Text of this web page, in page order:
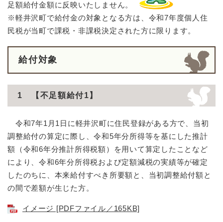
足額給付金額に反映いたしません。
※軽井沢町で給付金の対象となる方は、令和7年度個人住
民税が当町で課税・非課税決定された方に限ります。
給付対象
1 【不足額給付1】
令和7年1月1日に軽井沢町に住民登録がある方で、当初
調整給付の算定に際し、令和5年分所得等を基にした推計
額（令和6年分推計所得税額）を用いて算定したことなど
により、令和6年分所得税および定額減税の実績等が確定
したのちに、本来給付すべき所要額と、当初調整給付額と
の間で差額が生じた方。
イメージ [PDFファイル／165KB]